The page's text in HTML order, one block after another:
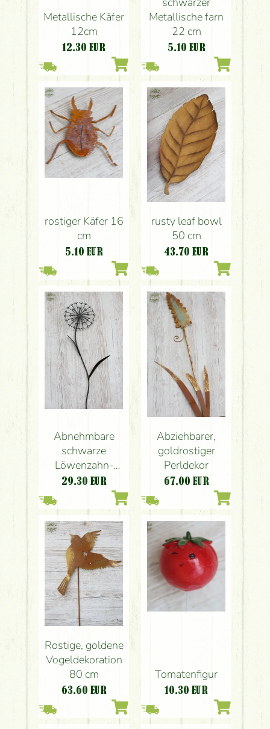
Metallische Käfer
12cm
12.30 EUR
Metallische farn
22 cm
5.10 EUR
rostiger Käfer 16
cm
5.10 EUR
rusty leaf bowl
50 cm
43.70 EUR
Abnehmbare
schwarze
Löwenzahn-
Dekoration aus
Metall 80 cm
29.30 EUR
Abziehbarer,
goldrostiger
Perldekor
67.00 EUR
Rostige, goldene
Vogeldekoration
80 cm
63.60 EUR
Tomatenfigur
10.30 EUR